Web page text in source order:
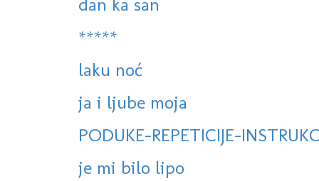
*****
laku noć
ja i ljube moja
PODUKE-REPETICIJE-
je mi bilo lipo